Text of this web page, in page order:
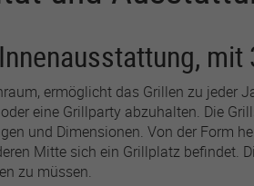
record when a visitor last
arrived from another site
(such as Facebook,
Instagram, or elsewhere)
for advertising and
ermöglicht das Grillen zu jeder
eine Grillparty abzuhalten. Die
und Dimensionen. Von der Form
Mitte sich ein Grillplatz befindet.
zu müssen.